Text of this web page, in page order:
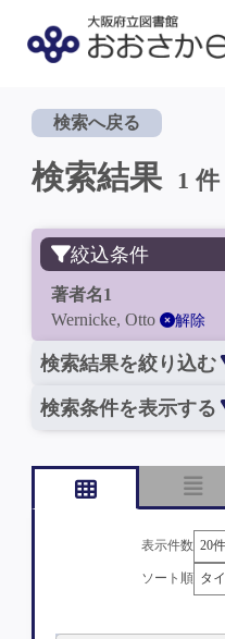
検索へ戻る
検索結果 1 件
絞込条件
著者名1
Wernicke, Otto
解除
検索結果を絞り込む
検索条件を表示する
表示件数
ソート順